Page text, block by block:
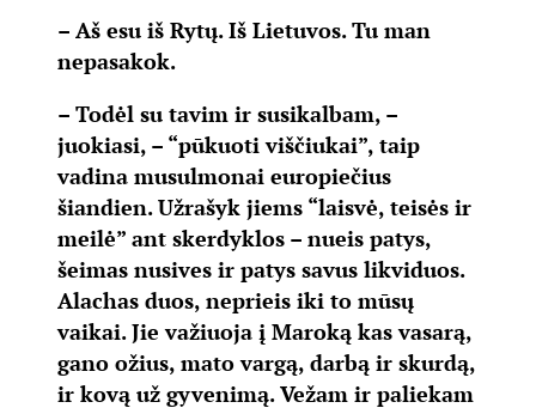
– Aš esu iš Rytų. Iš Lietuvos. Tu man
nepasakok.
– Todėl su tavim ir susikalbam, –
juokiasi, – “pūkuoti viščiukai”, taip
vadina musulmonai europiečius
šiandien. Užrašyk jiems “laisvė, teisės ir
meilė” ant skerdyklos – nueis patys,
šeimas nusives ir patys savus likviduos.
Alachas duos, neprieis iki to mūsų
vaikai. Jie važiuoja į Maroką kas vasarą,
gano ožius, mato vargą, darbą ir skurdą,
ir kovą už gyvenimą. Vežam ir paliekam